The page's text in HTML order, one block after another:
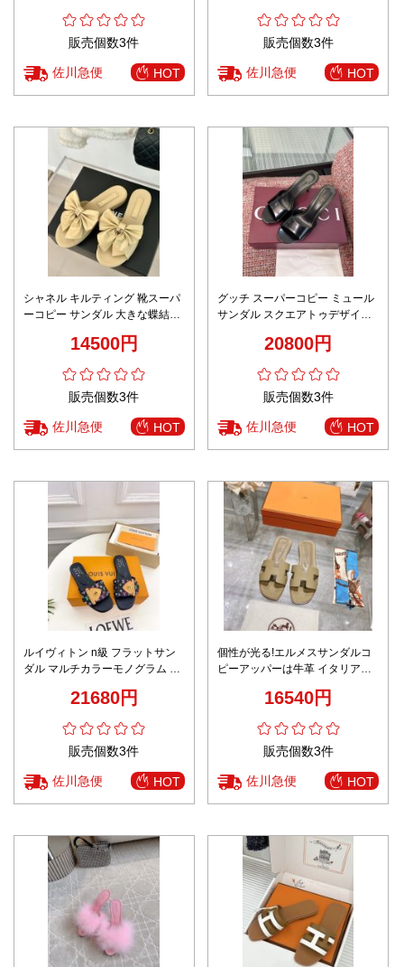
販売個数3件
佐川急便 HOT
販売個数3件
佐川急便 HOT
シャネル キルティング 靴スーパ
ーコピー サンダル 大きな蝶結び
14500円
販売個数3件
佐川急便 HOT
グッチ スーパーコピー ミュール
サンダル スクエアトゥデザイン
20800円
販売個数3件
佐川急便 HOT
ルイヴィトン n級 フラットサン
ダル マルチカラーモノグラム ス
感 細部まで忠実21680円
販売個数3件
佐川急便 HOT
個性が光る!エルメスサンダルコ
ピーアッパーは牛革 イタリア製
16540円
販売個数3件
佐川急便 HOT